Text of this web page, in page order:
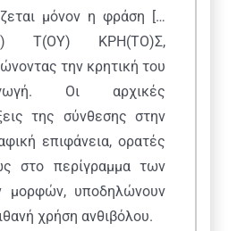
μόνον η φράση […
Τ(ΟΥ) ΚΡΗ(ΤΟ)Σ,
την κρητική του
Οι αρχικές
της σύνθεσης στην
επιφάνεια, ορατές
στο περίγραμμα των
μορφών, υποδηλώνουν
χρήση ανθιβόλου.